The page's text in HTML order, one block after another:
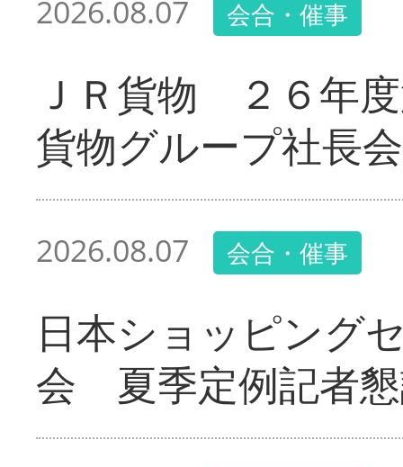
2026.08.07 会合・催事
ＪＲ貨物 ２６年
貨物グループ社長
2026.08.07 会合・催事
日本ショッピング
会 夏季定例記者